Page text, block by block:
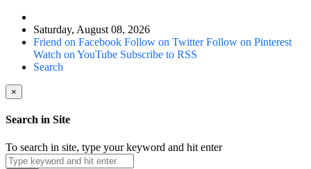
Saturday, August 08, 2026
Friend on Facebook Follow on Twitter Follow on Pinterest
Watch on YouTube Subscribe to RSS
Search
×
Search in Site
To search in site, type your keyword and hit enter